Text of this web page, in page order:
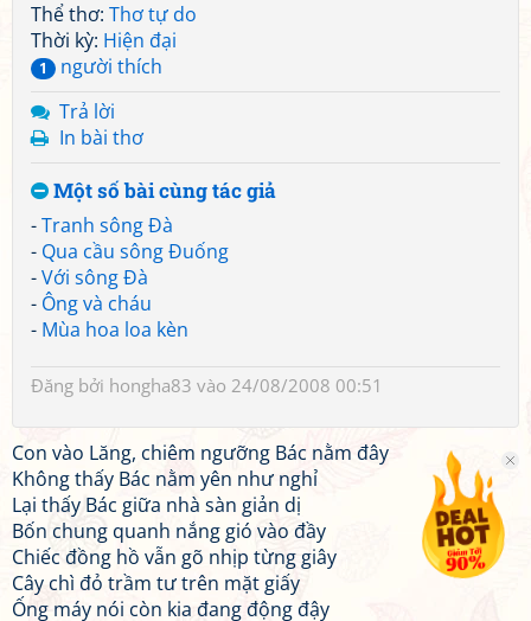
Thể thơ: Thơ tự do
Thời kỳ: Hiện đại
1
người thích
Trả lời
In bài thơ
Một số bài cùng tác giả
-Tranh sông Đà
- Qua cầu sông Đuống
-Với sông Đà
- Ông và cháu
- Mùa hoa loa kèn
Đăng bởi hongha83 vào 24/08/2008 00:51
Con vào Lăng, chiêm ngưỡng Bác nằm đây
Không thấy Bác nằm yên như nghỉ
Lại thấy Bác giữa nhà sàn giản dị
Bốn chung quanh nắng gió vào đầy
Chiếc đồng hồ vẫn gõ nhịp từng giây
Cây chì đỏ trầm tư trên mặt giấy
Ống máy nói còn kia đang động đậy